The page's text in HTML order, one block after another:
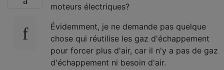
moteurs électriques?
Évidemment, je ne demande pas quelque
chose qui réutilise les gaz d'échappement
pour forcer plus d'air, car il n'y a pas de gaz
d'échappement ni besoin d'air.